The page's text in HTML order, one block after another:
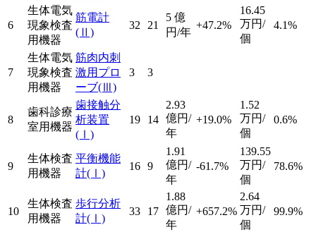
6
生体電気
現象検査
用機器
筋電計
(Ⅱ)
32 21
5 億
円/年
+47.2%
16.45
万円/
個
4.1%
7
生体電気
現象検査
用機器
筋肉内刺
激用プロ
ーブ(Ⅲ)
3 3
8
歯科診療
室用機器
歯接触分
析装置
(Ⅰ)
19 14
2.93
億円/
年
+19.0%
1.52
万円/
個
0.6%
9
生体検査
用機器
平衡機能
計(Ⅰ)
16 9
1.91
億円/
年
-61.7%
139.55
万円/
個
78.6%
10
生体検査
用機器
歩行分析
計(Ⅰ)
33 17
1.88
億円/
年
+657.2%
2.64
万円/
個
99.9%